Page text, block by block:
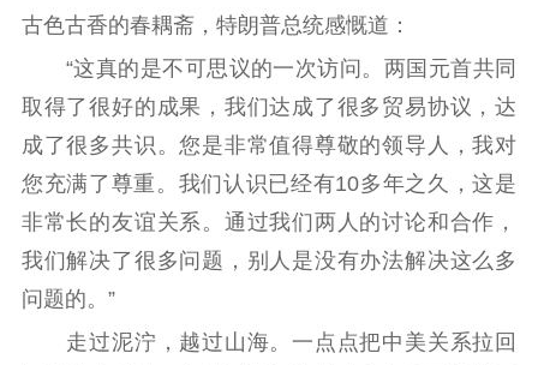
古色古香的春耦斋，特朗普总统感慨道：
“这真的是不可思议的一次访问。两国元首共同
取得了很好的成果，我们达成了很多贸易协议，达
成了很多共识。您是非常值得尊敬的领导人，我对
您充满了尊重。我们认识已经有10多年之久，这是
非常长的友谊关系。通过我们两人的讨论和合作，
我们解决了很多问题，别人是没有办法解决这么多
问题的。”
走过泥泞，越过山海。一点点把中美关系拉回